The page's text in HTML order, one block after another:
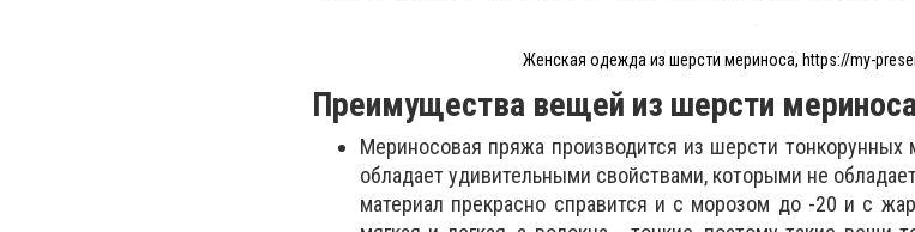
Женская одежда из шерсти мериноса, https://my-
Преимущества вещей из шерсти
Мериносовая пряжа производится из шерсти
обладает удивительными свойствами, которыми не
материал прекрасно справится и с морозом до -20 и с